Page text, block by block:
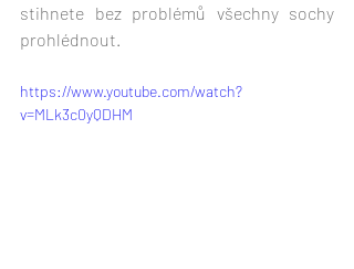
stihnete bez problémů všechny sochy
prohlédnout.
https://www.youtube.com/watch?
v=MLk3c0yQDHM